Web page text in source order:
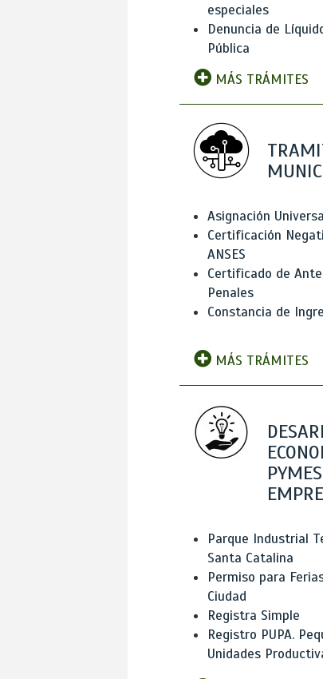
especiales
Denuncia de
Pública
MÁS TRÁMITES
Asignación
Certificación
ANSES
Certificado de
Penales
Constancia de
MÁS TRÁMITES
Parque Industrial
Santa Catalina
Permiso para
Ciudad
Registra Simple
Registro PUPA.
Unidades